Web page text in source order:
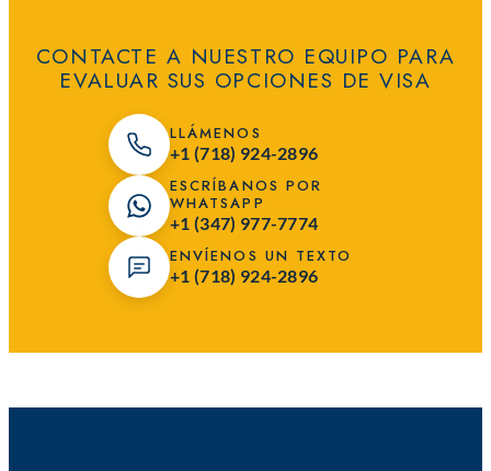
CONTACTE A NUESTRO EQUIPO PARA
EVALUAR SUS OPCIONES DE VISA
LLÁMENOS
+1 (718) 924-2896
ESCRÍBANOS POR
WHATSAPP
+1 (347) 977-7774
ENVÍENOS UN TEXTO
+1 (718) 924-2896